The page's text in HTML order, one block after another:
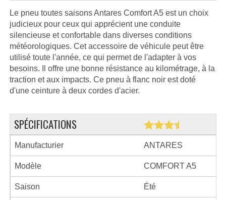
Le pneu toutes saisons Antares Comfort A5 est un choix
judicieux pour ceux qui apprécient une conduite
silencieuse et confortable dans diverses conditions
météorologiques. Cet accessoire de véhicule peut être
utilisé toute l'année, ce qui permet de l'adapter à vos
besoins. Il offre une bonne résistance au kilométrage, à la
traction et aux impacts. Ce pneu à flanc noir est doté
d'une ceinture à deux cordes d'acier.
SPÉCIFICATIONS
Manufacturier ANTARES
Modèle COMFORT A5
Saison Été